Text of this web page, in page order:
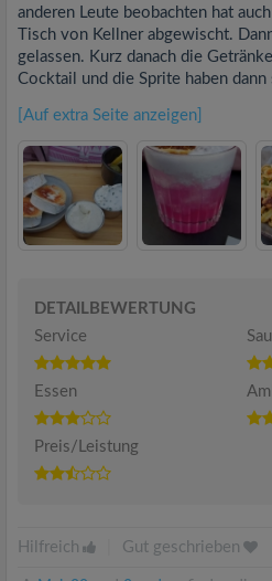
anderen Leute beobachten hat
Tisch von Kellner abgewischt.
gelassen. Kurz danach die
Cocktail und die Sprite haben dann
[Auf extra Seite anzeigen]
DETAILBEWERTUNG
Service
Essen
Preis/Leistung
Hilfreich Gut geschrieben